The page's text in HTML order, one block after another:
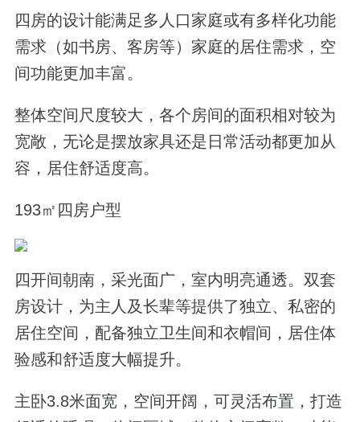
四房的设计能满足多人口家庭或有多样化功能
需求（如书房、客房等）家庭的居住需求，空
间功能更加丰富。
整体空间尺度较大，各个房间的面积相对较为
宽敞，无论是摆放家具还是日常活动都更加从
容，居住舒适度高。
193㎡四房户型
四开间朝南，采光面广，室内明亮通透。 双套
房设计，为主人及长辈等提供了独立、私密的
居住空间，配备独立卫生间和衣帽间，居住体
验感和舒适度大幅提升。
主卧3.8米面宽，空间开阔，可灵活布置，打造